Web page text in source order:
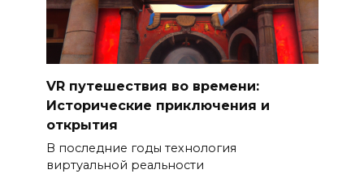
VR путешествия во времени:
Исторические приключения и
открытия
В последние годы технология
виртуальной реальности